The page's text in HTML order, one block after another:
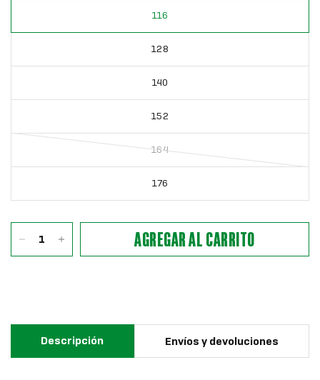
116
128
140
152
164
176
AGREGAR AL CARRITO
Descripción Envíos y devoluciones